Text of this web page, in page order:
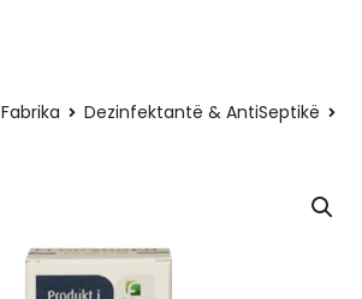
Fabrika
Dezinfektantë & AntiSeptikë